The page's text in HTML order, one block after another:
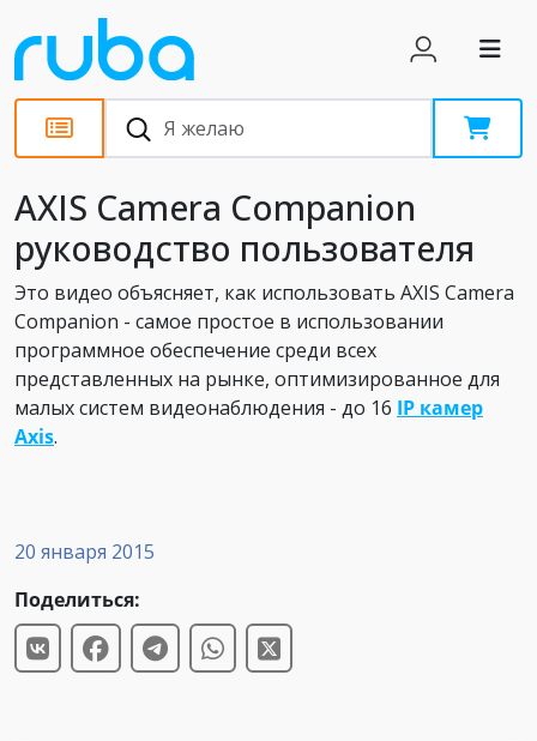
Обзоры
20 января 2015
Поделиться:
AXIS Camera Companion
руководство пользователя
Это видео объясняет, как использовать AXIS Camera
Companion - самое простое в использовании
программное обеспечение среди всех
представленных на рынке, оптимизированное для
малых систем видеонаблюдения - до 16 IP камер
Axis.